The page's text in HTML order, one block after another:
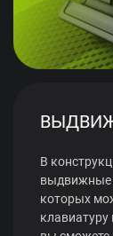
В
которых